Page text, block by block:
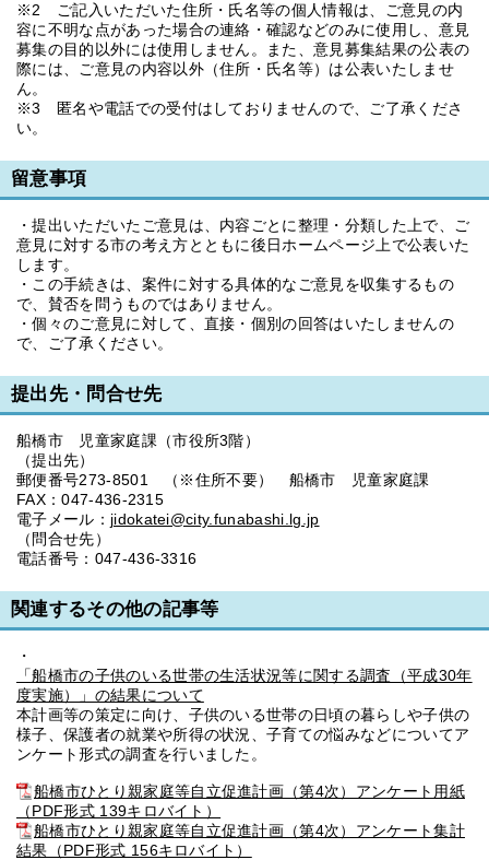
※2 ご記入いただいた住所・氏名等の個人情報は、ご意見の内
容に不明な点があった場合の連絡・確認などのみに使用し、意見
募集の目的以外には使用しません。また、意見募集結果の公表の
際には、ご意見の内容以外（住所・氏名等）は公表いたしませ
ん。
※3 匿名や電話での受付はしておりませんので、ご了承くださ
い。
留意事項
・提出いただいたご意見は、内容ごとに整理・分類した上で、ご
意見に対する市の考え方とともに後日ホームページ上で公表いた
します。
・この手続きは、案件に対する具体的なご意見を収集するもの
で、賛否を問うものではありません。
・個々のご意見に対して、直接・個別の回答はいたしませんの
で、ご了承ください。
提出先・問合せ先
船橋市 児童家庭課（市役所3階）
（提出先）
郵便番号273-8501 （※住所不要） 船橋市 児童家庭課
FAX：047-436-2315
電子メール： jidokatei@city.funabashi.lg.jp
（問合せ先）
電話番号：047-436-3316
関連するその他の記事等
・
「船橋市の子供のいる世帯の生活状況等に関する調査（平成30年
度実施）」の結果について
本計画等の策定に向け、子供のいる世帯の日頃の暮らしや子供の
様子、保護者の就業や所得の状況、子育ての悩みなどについてア
ンケート形式の調査を行いました。
船橋市ひとり親家庭等自立促進計画（第4次）アンケート用紙
（PDF形式 139キロバイト）
船橋市ひとり親家庭等自立促進計画（第4次）アンケート集計
結果（PDF形式 156キロバイト）